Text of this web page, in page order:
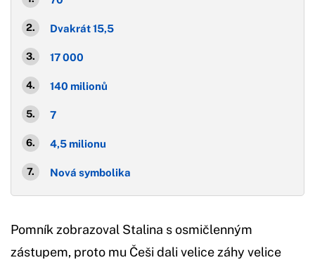
Dvakrát 15,5
17 000
140 milionů
7
4,5 milionu
Nová symbolika
Pomník zobrazoval Stalina s osmičlenným
zástupem, proto mu Češi dali velice záhy velice